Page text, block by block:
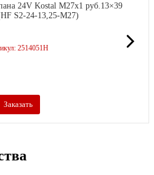
24V Kostal M27x1 руб.13×39
S2-24-13,25-M27)
2514051H
Заказать